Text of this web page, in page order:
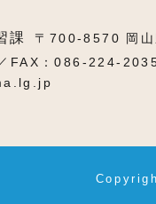
課
〒700-8570 岡山
FAX：086-224-